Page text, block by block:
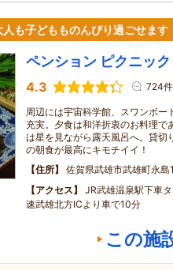
も子どもものんびり過ごせます
ペンション ピクニック
4.3 724件
周辺には宇宙科学館、スワンボー
充実。夕食は和洋折衷のお料理で
は星を見ながら露天風呂へ。貸切
の朝食が最高にキモチイイ！
住所
佐賀県武雄市武雄町永
アクセス
JR武雄温泉駅下車
速武雄北方ICより車で10分
この施